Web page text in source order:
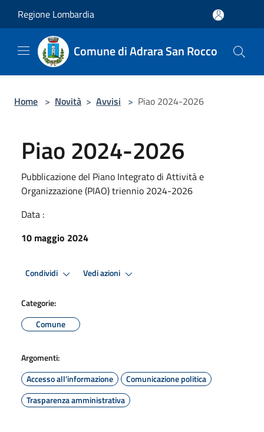
Regione Lombardia
Comune di Adrara San Rocco
Home > Novità > Avvisi > Piao 2024-2026
Piao 2024-2026
Pubblicazione del Piano Integrato di Attività e
Organizzazione (PIAO) triennio 2024-2026
Data :
10 maggio 2024
Condividi Vedi azioni
Categorie:
Comune
Argomenti:
Accesso all'informazione
Comunicazione politica
Trasparenza amministrativa